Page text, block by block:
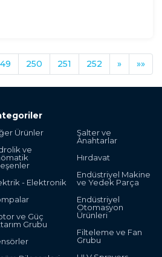
250 251 252 » »»
Ürünler
ve
- Elektronik
ve Güç
Grubu
Şalter ve
Anahtarlar
Hırdavat
Endüstriyel Makine
ve Yedek Parça
Endüstriyel
Otomasyon
Ürünleri
Filteleme ve Fan
Grubu